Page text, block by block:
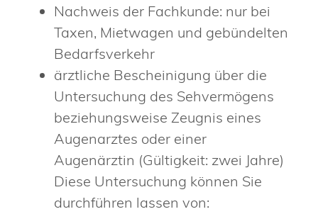
Nachweis der Fachkunde: nur bei
Taxen, Mietwagen und gebündelten
Bedarfsverkehr
ärztliche Bescheinigung über die
Untersuchung des Sehvermögens
beziehungsweise Zeugnis eines
Augenarztes oder einer
Augenärztin (Gültigkeit: zwei Jahre)
Diese Untersuchung können Sie
durchführen lassen von: